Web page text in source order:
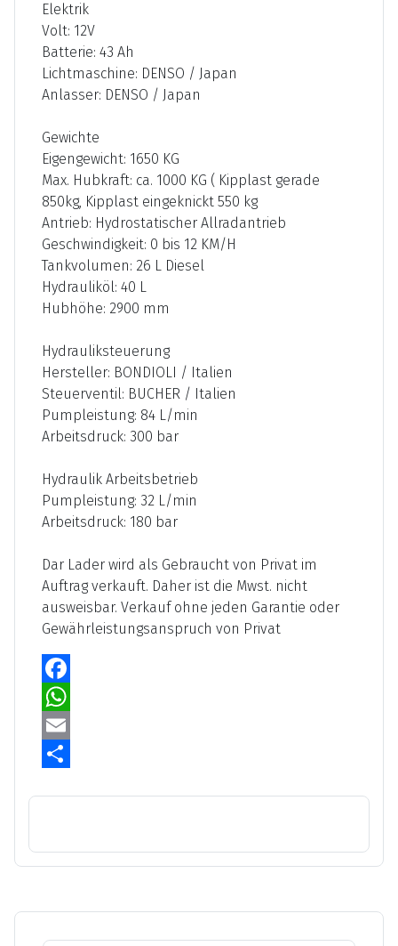
Elektrik
Volt: 12V
Batterie: 43 Ah
Lichtmaschine: DENSO / Japan
Anlasser: DENSO / Japan
Gewichte
Eigengewicht: 1650 KG
Max. Hubkraft: ca. 1000 KG ( Kipplast gerade
850kg, Kipplast eingeknickt 550 kg
Antrieb: Hydrostatischer Allradantrieb
Geschwindigkeit: 0 bis 12 KM/H
Tankvolumen: 26 L Diesel
Hydrauliköl: 40 L
Hubhöhe: 2900 mm
Hydrauliksteuerung
Hersteller: BONDIOLI / Italien
Steuerventil: BUCHER / Italien
Pumpleistung: 84 L/min
Arbeitsdruck: 300 bar
Hydraulik Arbeitsbetrieb
Pumpleistung: 32 L/min
Arbeitsdruck: 180 bar
Dar Lader wird als Gebraucht von Privat im
Auftrag verkauft. Daher ist die Mwst. nicht
ausweisbar. Verkauf ohne jeden Garantie oder
Gewährleistungsanspruch von Privat
Facebook
WhatsApp
Email